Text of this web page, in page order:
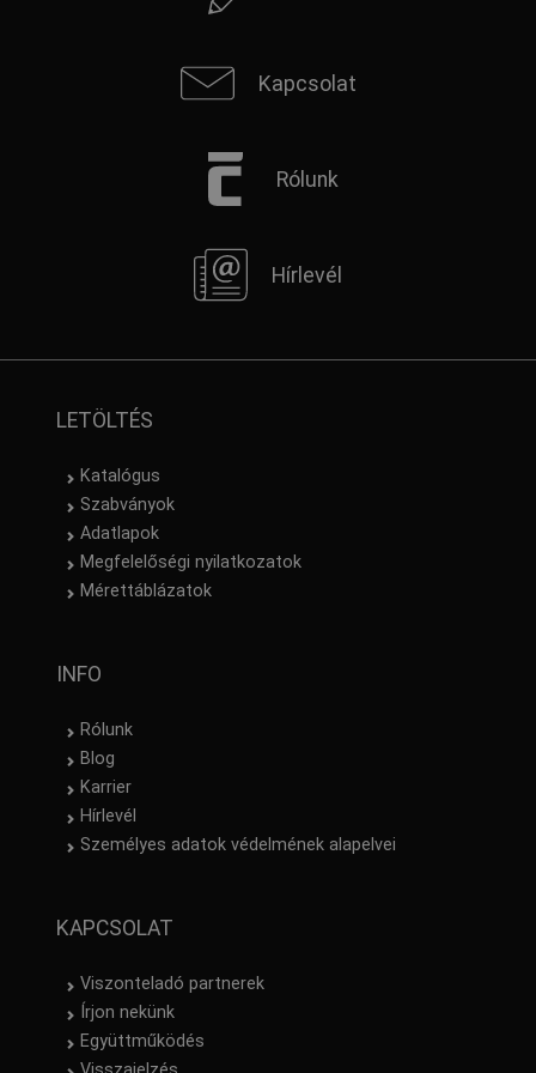
Kapcsolat
Rólunk
Hírlevél
LETÖLTÉS
Katalógus
Szabványok
Adatlapok
Megfelelőségi nyilatkozatok
Mérettáblázatok
INFO
Rólunk
Blog
Karrier
Hírlevél
Személyes adatok védelmének alapelvei
KAPCSOLAT
Viszonteladó partnerek
Írjon nekünk
Együttműködés